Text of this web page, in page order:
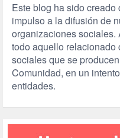
Este blog ha sido
impulso a la difusión de
organizaciones sociales.
todo aquello
sociales que se
Comunidad, en un
entidades.